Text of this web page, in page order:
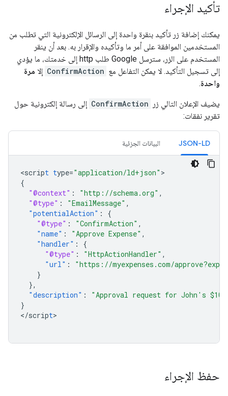
تأكيد الإجراء
يمكنك إضافة زر تأكيد بنقرة واحدة إلى الرسائل الإلكترونية التي تطلب من
المستخدمين الموافقة على أمر ما وتأكيده والإقرار به. بعد أن ينقر
المستخدم على الزر، سترسل Google طلب http إلى خدمتك، ما يؤدي
إلى تسجيل التأكيد. لا يمكن التفاعل مع ConfirmAction إلا مرة
واحدة.
يضيف الإعلان التالي زر ConfirmAction إلى رسالة إلكترونية حول
تقرير نفقات:
JSON-LD البيانات الجزئية
<script type="application/ld+json"
{
"@context" : "http://schema.org" ,
"@type" : "EmailMessage" ,
"potentialAction" :
{
"@type" : "ConfirmAction" ,
"name" : "Approve Expense" ,
"handler" :
{
"@type" : "HttpActionHandler" ,
"url" :
"https://myexpenses.com/
}
},
"description" :
"Approval request for John's
}
</script>
حفظ الإجراء